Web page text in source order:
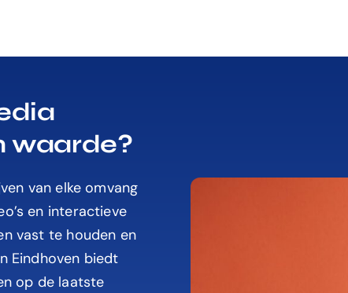
waarde?
van elke omvang
en interactieve
vast te houden en
Eindhoven biedt
op de laatste